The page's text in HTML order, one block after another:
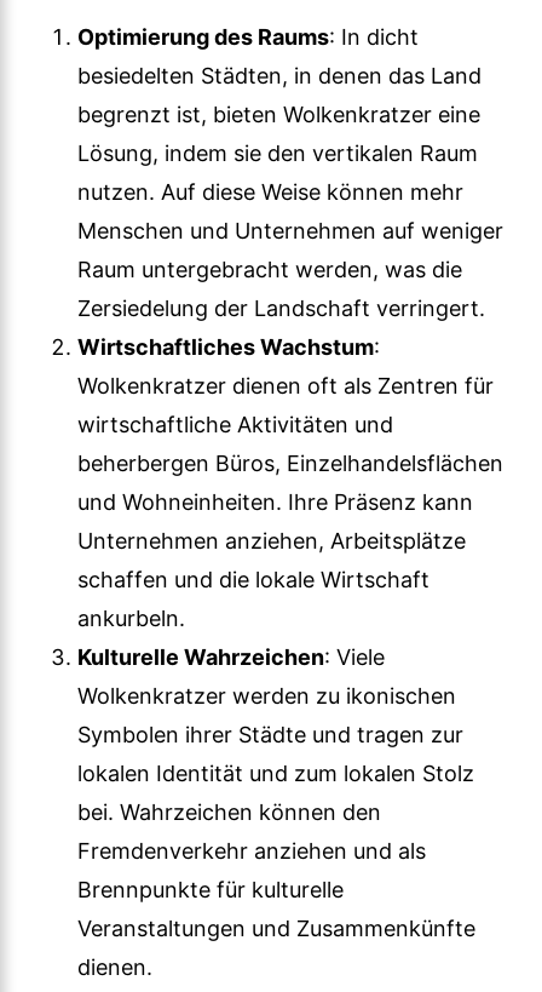
Optimierung des Raums: In dicht
besiedelten Städten, in denen das Land
begrenzt ist, bieten Wolkenkratzer eine
Lösung, indem sie den vertikalen Raum
nutzen. Auf diese Weise können mehr
Menschen und Unternehmen auf weniger
Raum untergebracht werden, was die
Zersiedelung der Landschaft verringert.
Wirtschaftliches Wachstum:
Wolkenkratzer dienen oft als Zentren für
wirtschaftliche Aktivitäten und
beherbergen Büros, Einzelhandelsflächen
und Wohneinheiten. Ihre Präsenz kann
Unternehmen anziehen, Arbeitsplätze
schaffen und die lokale Wirtschaft
ankurbeln.
Kulturelle Wahrzeichen: Viele
Wolkenkratzer werden zu ikonischen
Symbolen ihrer Städte und tragen zur
lokalen Identität und zum lokalen Stolz
bei. Wahrzeichen können den
Fremdenverkehr anziehen und als
Brennpunkte für kulturelle
Veranstaltungen und Zusammenkünfte
dienen.